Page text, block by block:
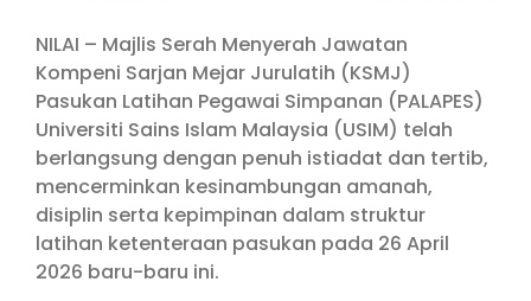
NILAI – Majlis Serah Menyerah Jawatan
Kompeni Sarjan Mejar Jurulatih (KSMJ)
Pasukan Latihan Pegawai Simpanan (PALAPES)
Universiti Sains Islam Malaysia (USIM) telah
berlangsung dengan penuh istiadat dan tertib,
mencerminkan kesinambungan amanah,
disiplin serta kepimpinan dalam struktur
latihan ketenteraan pasukan pada 26 April
2026 baru-baru ini.